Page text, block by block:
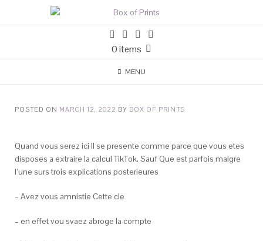
0 items
MENU
POSTED ON MARCH 12, 2022 BY BOX OF PRINTS
Quand vous serez ici Il se presente comme parce que vous etes
disposes a extraire la calcul TikTok. Sauf Que est parfois malgre
l’une surs trois explications posterieures
– Avez vous amnistie Cette cle
– en effet vou svaez abroge la compte